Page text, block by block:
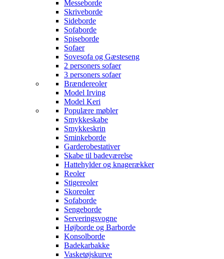
Messeborde
Skriveborde
Sideborde
Sofaborde
Spiseborde
Sofaer
Sovesofa og Gæsteseng
2 personers sofaer
3 personers sofaer
Brændereoler
Model Irving
Model Keri
Populære møbler
Smykkeskabe
Smykkeskrin
Sminkeborde
Garderobestativer
Skabe til badeværelse
Hattehylder og knagerækker
Reoler
Stigereoler
Skoreoler
Sofaborde
Sengeborde
Serveringsvogne
Højborde og Barborde
Konsolborde
Badekarbakke
Vasketøjskurve